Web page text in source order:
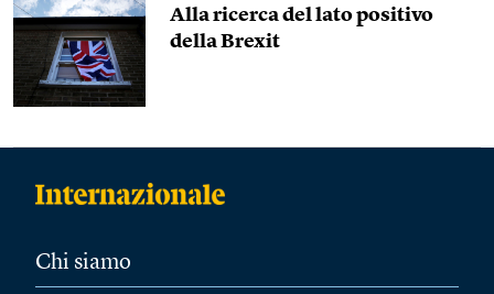
Alla ricerca del lato positivo
della Brexit
Chi siamo